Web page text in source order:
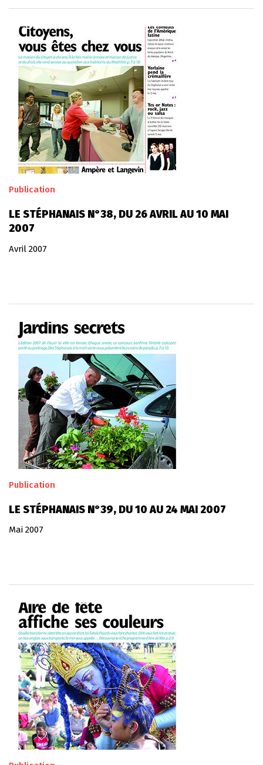
Publication
LE STÉPHANAIS N°38, DU 26 AVRIL AU 10 MAI
2007
Avril 2007
Publication
LE STÉPHANAIS N°39, DU 10 AU 24 MAI 2007
Mai 2007